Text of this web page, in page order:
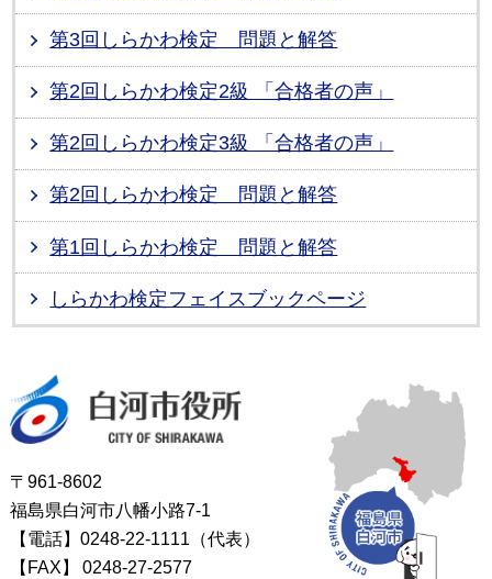
第3回しらかわ検定 問題と解答
第2回しらかわ検定2級 「合格者の声」
第2回しらかわ検定3級 「合格者の声」
第2回しらかわ検定 問題と解答
第1回しらかわ検定 問題と解答
しらかわ検定フェイスブックページ
〒961-8602
福島県白河市八幡小路7-1
【電話】0248-22-1111（代表）
【FAX】
0248-27-2577